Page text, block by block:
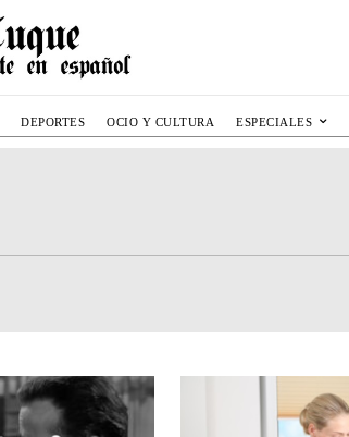
DEPORTES OCIO Y CULTURA ESPECIALES